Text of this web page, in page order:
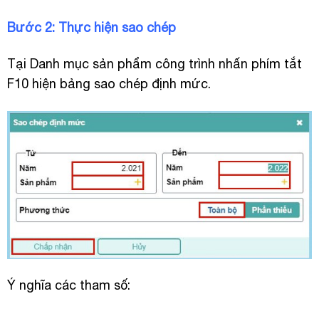
Bước 2: Thực hiện sao chép
Tại Danh mục sản phẩm công trình nhấn phím tắt
F10 hiện bảng sao chép định mức.
Ý nghĩa các tham số: